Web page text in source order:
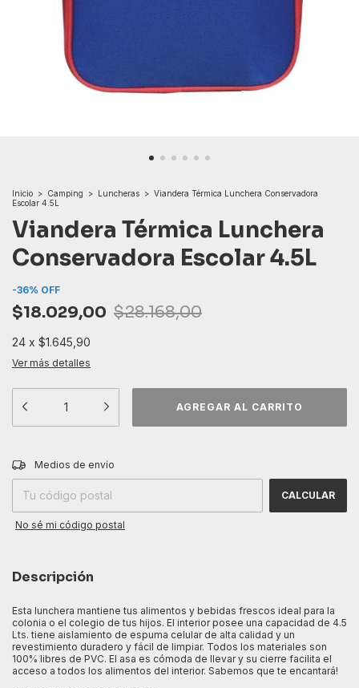
Inicio > Camping > Luncheras > Viandera Térmica Lunchera Conservadora
Escolar 4.5L
Viandera Térmica Lunchera
Conservadora Escolar 4.5L
-36% OFF
$18.029,00 $28.168,00
24 x $1.645,90
Ver más detalles
Entregas para el CP:
Medios de envío
CALCULAR
No sé mi código postal
Descripción
Esta lunchera mantiene tus alimentos y bebidas frescos ideal para la
colonia o el colegio de tus hijos. El interior posee una capacidad de 4.5
Lts. tiene aislamiento de espuma celular de alta calidad y un
revestimiento duradero y fácil de limpiar. Todos los materiales son
100% libres de PVC. El asa es cómoda de llevar y su cierre facilita el
acceso a todos los alimentos del interior. Sabemos que te encantará!